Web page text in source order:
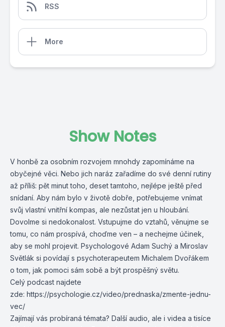
RSS
More
Show Notes
V honbě za osobním rozvojem mnohdy zapomínáme na
obyčejné věci. Nebo jich naráz zařadíme do své denní rutiny
až příliš: pět minut toho, deset tamtoho, nejlépe ještě před
snídaní. Aby nám bylo v životě dobře, potřebujeme vnímat
svůj vlastní vnitřní kompas, ale nezůstat jen u hloubání.
Dovolme si nedokonalost. Vstupujme do vztahů, věnujme se
tomu, co nám prospívá, choďme ven – a nechejme účinek,
aby se mohl projevit. Psychologové Adam Suchý a Miroslav
Světlák si povídají s psychoterapeutem Michalem Dvořákem
o tom, jak pomoci sám sobě a být prospěšný světu.
Celý podcast najdete
zde: https://psychologie.cz/video/prednaska/zmente-jednu-
vec/
Zajímají vás probíraná témata? Další audio, ale i videa a tisíce